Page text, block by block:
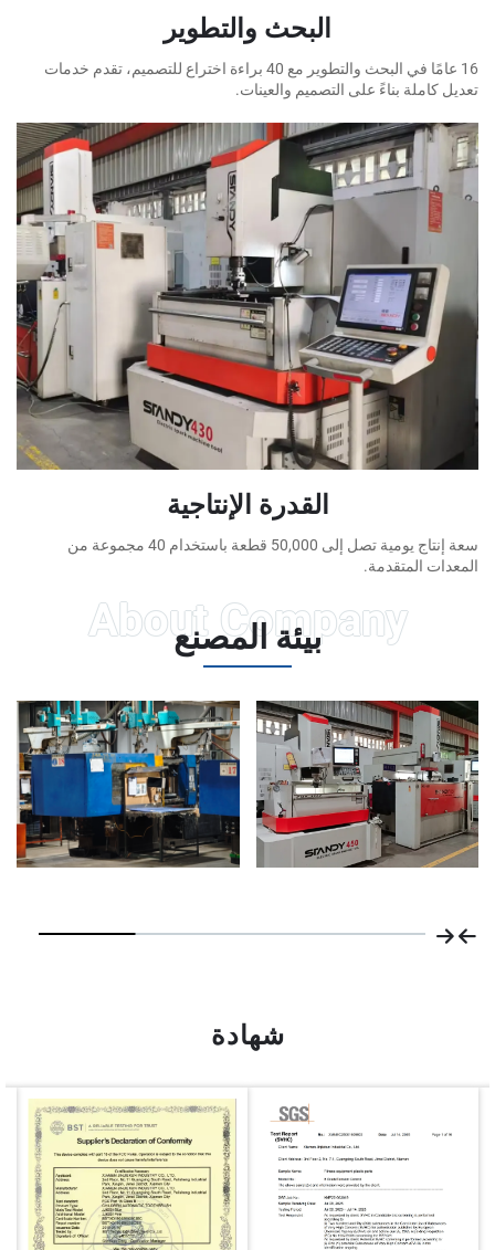
البحث والتطوير
16 عامًا في البحث والتطوير مع 40 براءة اختراع للتصميم، تقدم خدمات
بناءً على التصميم والعينات.
القدرة الإنتاجية
سعة إنتاج يومية تصل إلى 50,000 قطعة باستخدام 40 مجموعة من
المتقدمة.
بيئة المصنع
شهادة